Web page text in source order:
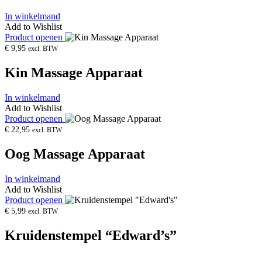
In winkelmand
Add to Wishlist
Product openen
€ 9,95 excl. BTW
Kin Massage Apparaat
In winkelmand
Add to Wishlist
Product openen
€ 22,95 excl. BTW
Oog Massage Apparaat
In winkelmand
Add to Wishlist
Product openen
€ 5,99 excl. BTW
Kruidenstempel “Edward’s”